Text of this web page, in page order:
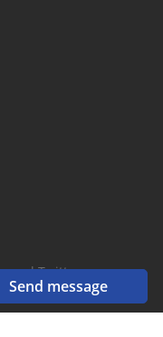
Send message
and Twitter.